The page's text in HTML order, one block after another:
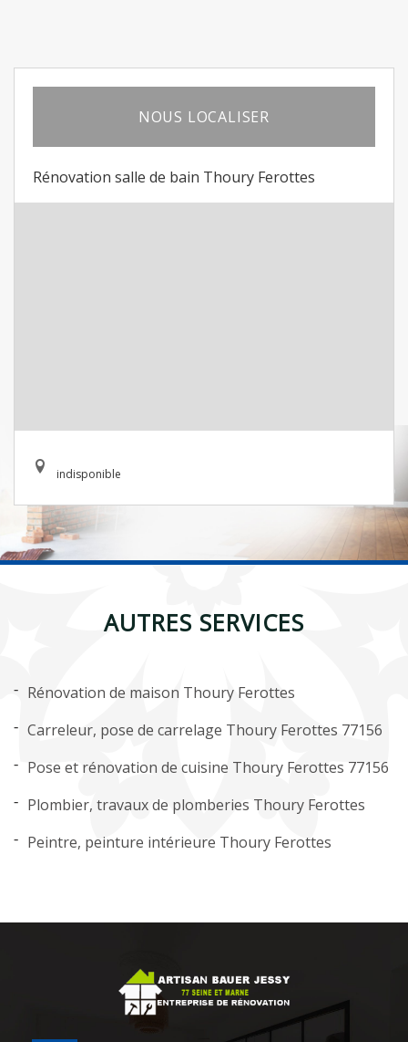
NOUS LOCALISER
Rénovation salle de bain Thoury Ferottes
indisponible
AUTRES SERVICES
Rénovation de maison Thoury Ferottes
Carreleur, pose de carrelage Thoury Ferottes 77156
Pose et rénovation de cuisine Thoury Ferottes 77156
Plombier, travaux de plomberies Thoury Ferottes
Peintre, peinture intérieure Thoury Ferottes